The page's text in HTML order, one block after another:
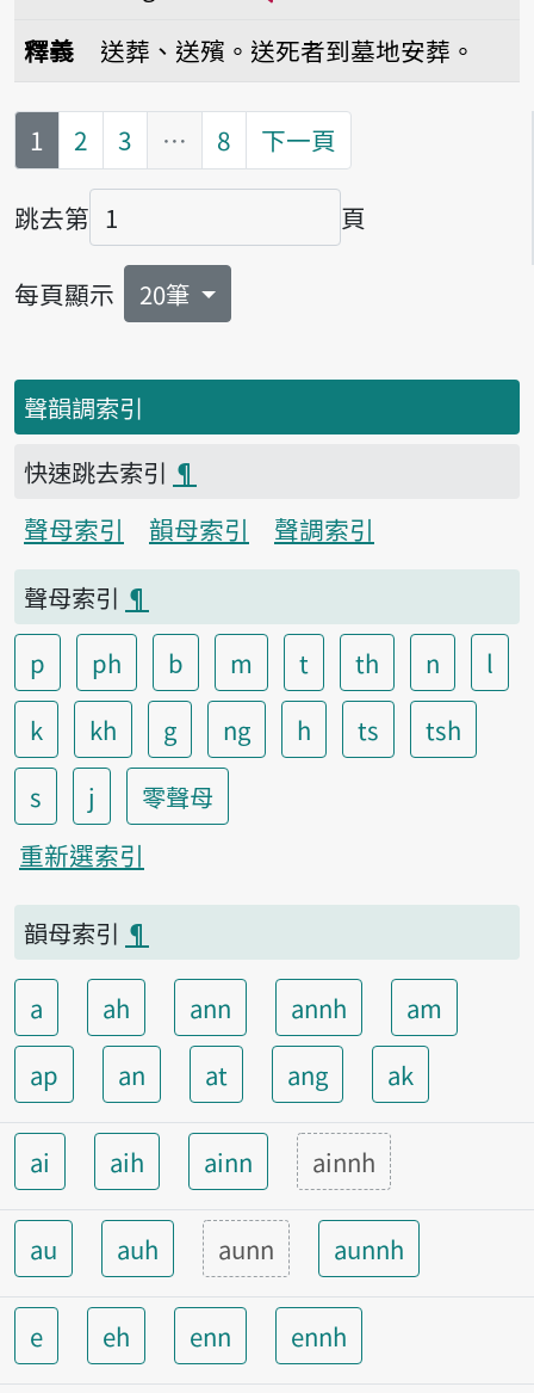
釋義 送葬、送殯。送死者到墓地安葬。
第
1 2 3 … 8 下一頁
跳去第
頁碼
頁
每頁顯示 20筆
聲韻調索引
快速跳去索引 ¶
聲母索引
韻母索引
聲調索引
聲母索引 ¶
p
ph b m t th n
l
k
kh g ng h ts
tsh
s
j
零聲母
重新選索引
韻母索引 ¶
a ah ann annh
am
ap
an at ang ak
ai aih ainn ainnh
au auh aunn aunnh
e eh enn ennh